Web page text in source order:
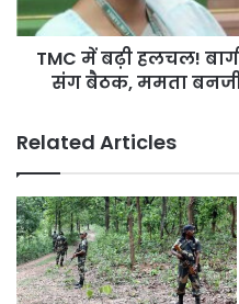
शुभेंदु
अधिकारी
की
बढ़
सकती
हैं
मुश्किलें
TMC में बढ़ी हलचल!
संग बैठक, ममता
Related Articles